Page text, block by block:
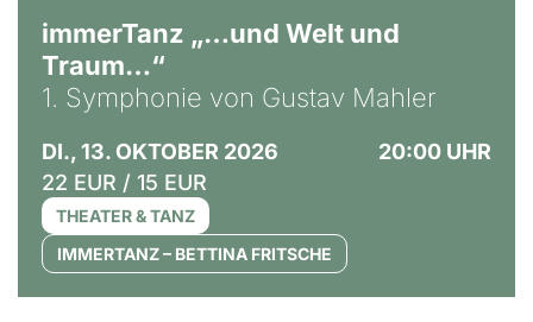
immerTanz „…und Welt und
Traum…“
1. Symphonie von Gustav Mahler
DI., 13. OKTOBER 2026
20:00 UHR
22 EUR / 15 EUR
THEATER & TANZ
IMMERTANZ – BETTINA FRITSCHE